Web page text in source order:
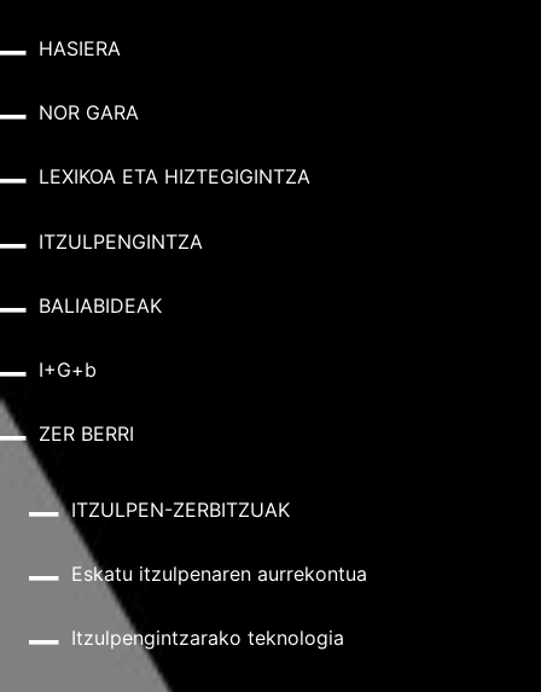
HASIERA
NOR GARA
LEXIKOA ETA HIZTEGIGINTZA
ITZULPENGINTZA
BALIABIDEAK
I+G+b
ZER BERRI
ITZULPEN-ZERBITZUAK
Eskatu itzulpenaren aurrekontua
Itzulpengintzarako teknologia